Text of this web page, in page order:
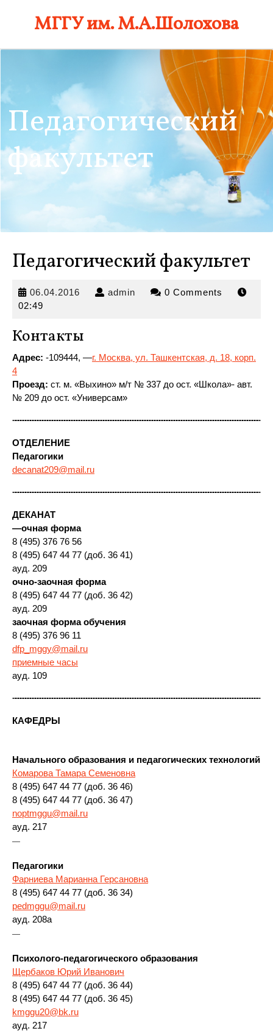
МГГУ им. М.А.Шолохова
Педагогический
факультет
Педагогический факультет
06.04.2016 06.04.2016
admin admin 0 Comments
02:49
Контакты
Адрес: -109444, —г. Москва, ул. Ташкентская, д. 18, корп.
4
Проезд: ст. м. «Выхино» м/т № 337 до ост. «Школа»- авт.
№ 209 до ост. «Универсам»
ОТДЕЛЕНИЕ
Педагогики
decanat209@mail.ru
ДЕКАНАТ
—очная форма
8 (495) 376 76 56
8 (495) 647 44 77 (доб. 36 41)
ауд. 209
очно-заочная форма
8 (495) 647 44 77 (доб. 36 42)
ауд. 209
заочная форма обучения
8 (495) 376 96 11
dfp_mggy@mail.ru
приемные часы
ауд. 109
КАФЕДРЫ
Начального образования и педагогических технологий
Комарова Тамара Семеновна
8 (495) 647 44 77 (доб. 36 46)
8 (495) 647 44 77 (доб. 36 47)
noptmggu@mail.ru
ауд. 217
—
Педагогики
Фарниева Марианна Герсановна
8 (495) 647 44 77 (доб. 36 34)
pedmggu@mail.ru
ауд. 208а
—
Психолого-педагогического образования
Щербаков Юрий Иванович
8 (495) 647 44 77 (доб. 36 44)
8 (495) 647 44 77 (доб. 36 45)
kmggu20@bk.ru
ауд. 217